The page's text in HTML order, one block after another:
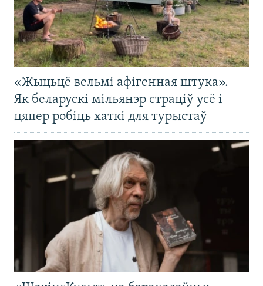
«Жыцьцё вельмі афігенная штука».
Як беларускі мільянэр страціў усё і
цяпер робіць хаткі для турыстаў